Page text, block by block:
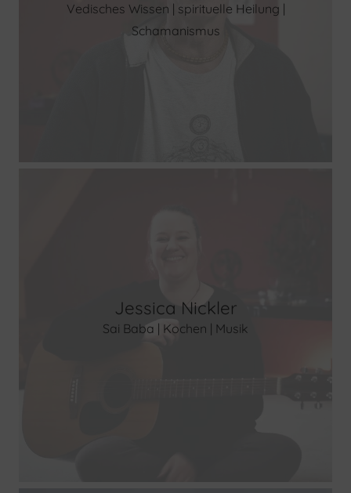
Vedisches Wissen | spirituelle Heilung |
Schamanismus
Jessica Nickler
Sai Baba | Kochen | Musik